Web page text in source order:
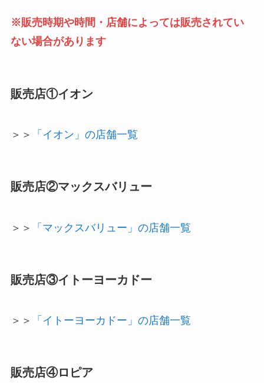
※販売時期や時間・店舗によっては販売されてい
ない場合があります
販売店①イオン
＞＞ 「イオン」の店舗一覧
販売店②マックスバリュー
＞＞ 「マックスバリュー」の店舗一覧
販売店③イトーヨーカドー
＞＞ 「イトーヨーカドー」の店舗一覧
販売店④ロピア